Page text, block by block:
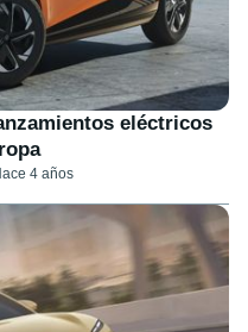
eléctricos
4 años